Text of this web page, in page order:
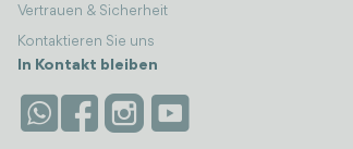
Vertrauen & Sicherheit
Kontaktieren Sie uns
In Kontakt bleiben